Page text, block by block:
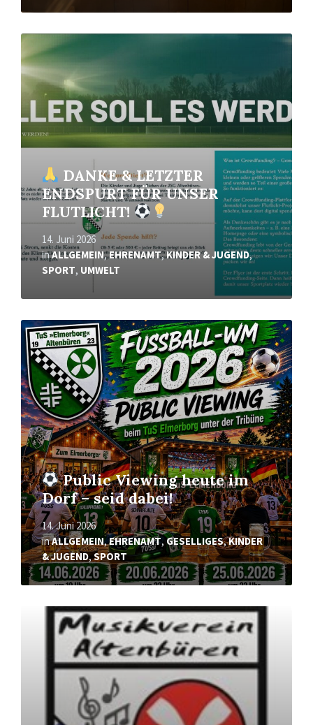
DANKE & LETZTER
ENDSPURT FÜR UNSER
FLUTLICHT!
14. Juni 2026
inALLGEMEIN,EHRENAMT,KINDER & JUGEND,
SPORT, UMWELT
Mehr
erfahren
Public Viewing heute im
Dorf – seid dabei!
14. Juni 2026
inALLGEMEIN,EHRENAMT,GESELLIGES,KINDER
& JUGEND,SPORT
Mehr
erfahren
Mehr
erfahren